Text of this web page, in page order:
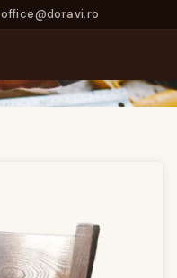
office@doravi.ro